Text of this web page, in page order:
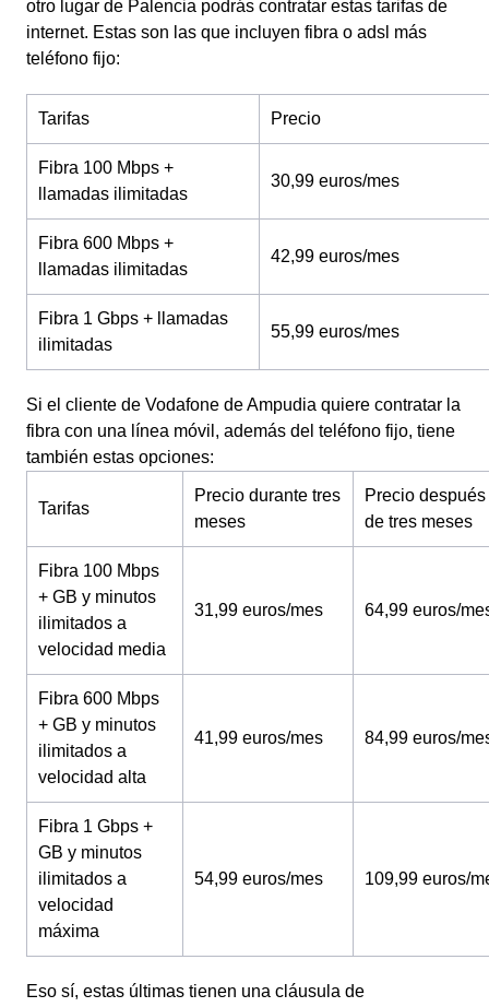
otro lugar de Palencia podrás contratar estas tarifas de
internet. Estas son las que incluyen fibra o adsl más
teléfono fijo:
Tarifas Precio
Fibra 100 Mbps +
llamadas ilimitadas
30,99 euros/mes
Fibra 600 Mbps +
llamadas ilimitadas
42,99 euros/mes
Fibra 1 Gbps + llamadas
ilimitadas
55,99 euros/mes
Si el cliente de Vodafone de Ampudia quiere contratar la
fibra con una línea móvil, además del teléfono fijo, tiene
también estas opciones:
Tarifas
Precio durante tres
meses
Precio después
de tres meses
Fibra 100 Mbps
+ GB y minutos
ilimitados a
velocidad media
31,99 euros/mes 64,99 euros/
Fibra 600 Mbps
+ GB y minutos
ilimitados a
velocidad alta
41,99 euros/mes 84,99 euros/
Fibra 1 Gbps +
GB y minutos
ilimitados a
velocidad
máxima
54,99 euros/mes 109,99 euros/
Eso sí, estas últimas tienen una cláusula de